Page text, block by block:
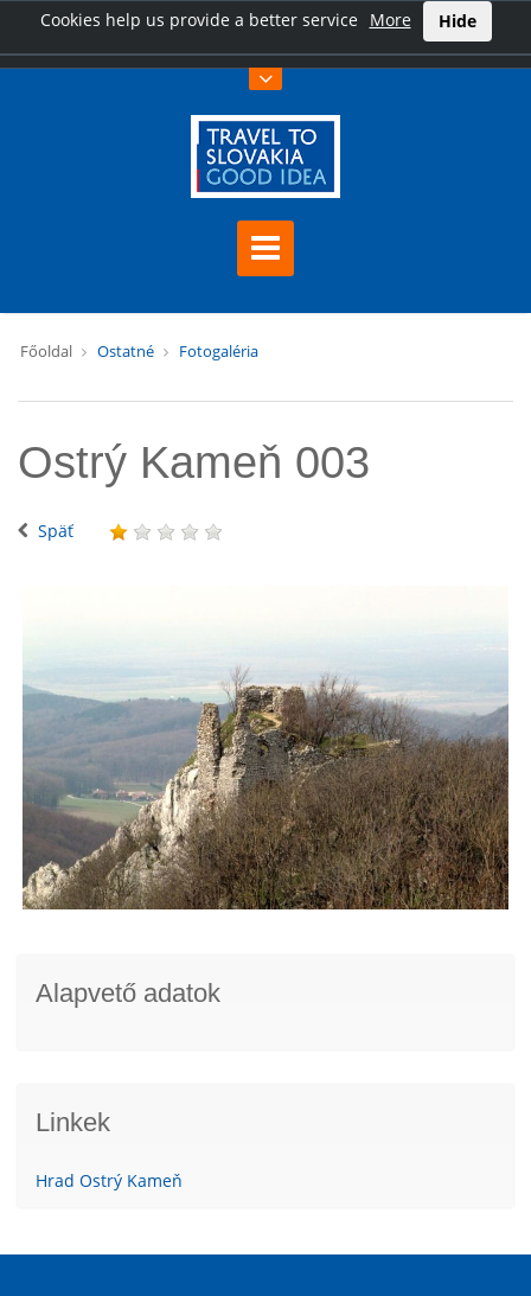
Cookies help us provide a better service More Hide
Főoldal Ostatné Fotogaléria
Ostrý Kameň 003
Späť
Alapvető adatok
Linkek
Hrad Ostrý Kameň